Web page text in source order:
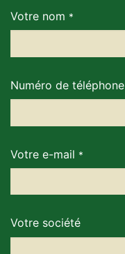
Votre nom *
Numéro de téléphone
Votre e-mail *
Votre société